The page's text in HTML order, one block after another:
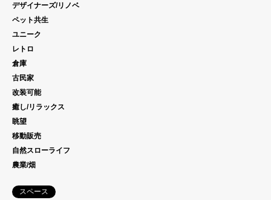
デザイナーズ/リノベ
ペット共生
ユニーク
レトロ
倉庫
古民家
改装可能
癒し/リラックス
眺望
移動販売
自然スローライフ
農業/畑
スペース